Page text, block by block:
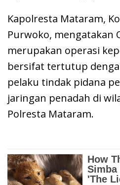
Kapolresta Mataram,
Purwoko, mengatakan
merupakan operasi
bersifat tertutup
pelaku tindak pidana
jaringan penadah di
Polresta Mataram.